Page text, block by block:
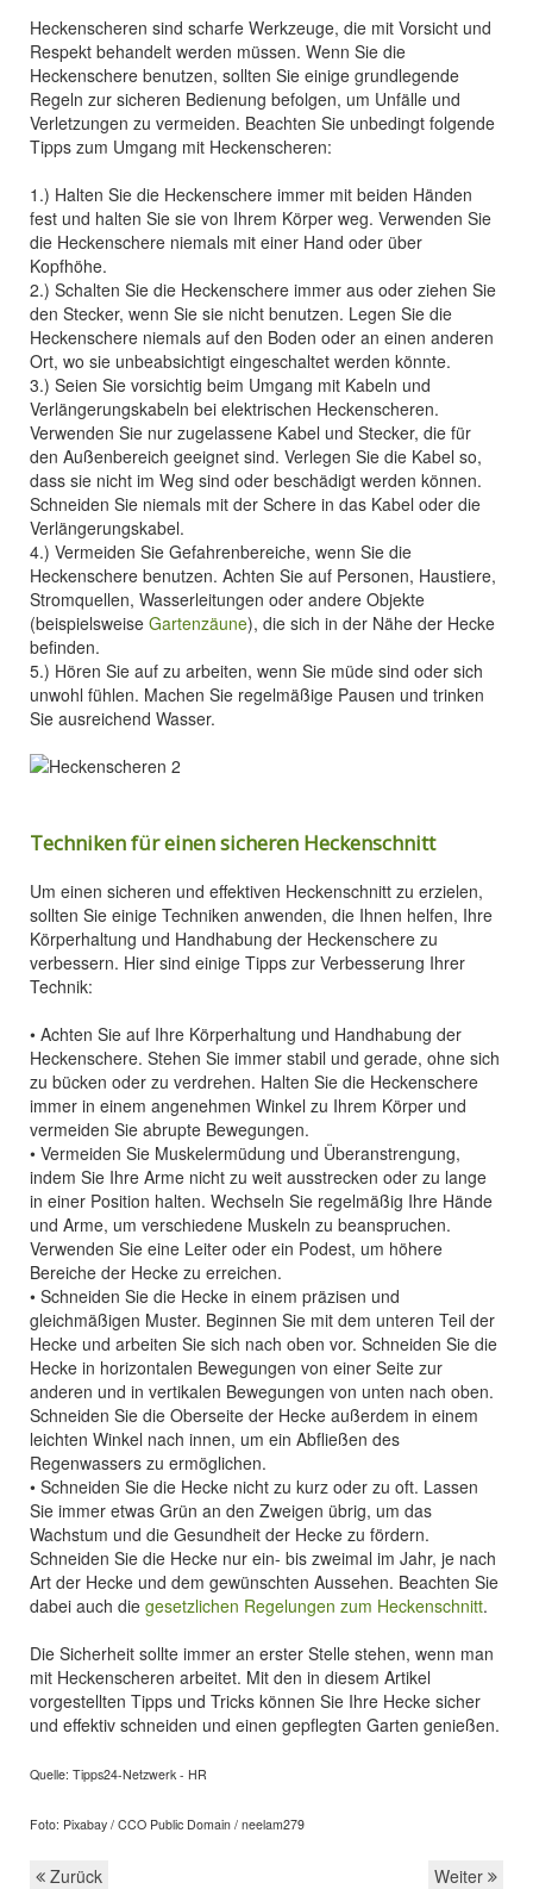
Heckenscheren sind scharfe Werkzeuge, die mit Vorsicht und
Respekt behandelt werden müssen. Wenn Sie die
Heckenschere benutzen, sollten Sie einige grundlegende
Regeln zur sicheren Bedienung befolgen, um Unfälle und
Verletzungen zu vermeiden. Beachten Sie unbedingt folgende
Tipps zum Umgang mit Heckenscheren:
1.) Halten Sie die Heckenschere immer mit beiden Händen
fest und halten Sie sie von Ihrem Körper weg. Verwenden Sie
die Heckenschere niemals mit einer Hand oder über
Kopfhöhe.
2.) Schalten Sie die Heckenschere immer aus oder ziehen Sie
den Stecker, wenn Sie sie nicht benutzen. Legen Sie die
Heckenschere niemals auf den Boden oder an einen anderen
Ort, wo sie unbeabsichtigt eingeschaltet werden könnte.
3.) Seien Sie vorsichtig beim Umgang mit Kabeln und
Verlängerungskabeln bei elektrischen Heckenscheren.
Verwenden Sie nur zugelassene Kabel und Stecker, die für
den Außenbereich geeignet sind. Verlegen Sie die Kabel so,
dass sie nicht im Weg sind oder beschädigt werden können.
Schneiden Sie niemals mit der Schere in das Kabel oder die
Verlängerungskabel.
4.) Vermeiden Sie Gefahrenbereiche, wenn Sie die
Heckenschere benutzen. Achten Sie auf Personen, Haustiere,
Stromquellen, Wasserleitungen oder andere Objekte
(beispielsweise Gartenzäune), die sich in der Nähe der Hecke
befinden.
5.) Hören Sie auf zu arbeiten, wenn Sie müde sind oder sich
unwohl fühlen. Machen Sie regelmäßige Pausen und trinken
Sie ausreichend Wasser.
Techniken für einen sicheren Heckenschnitt
Um einen sicheren und effektiven Heckenschnitt zu erzielen,
sollten Sie einige Techniken anwenden, die Ihnen helfen, Ihre
Körperhaltung und Handhabung der Heckenschere zu
verbessern. Hier sind einige Tipps zur Verbesserung Ihrer
Technik:
• Achten Sie auf Ihre Körperhaltung und Handhabung der
Heckenschere. Stehen Sie immer stabil und gerade, ohne sich
zu bücken oder zu verdrehen. Halten Sie die Heckenschere
immer in einem angenehmen Winkel zu Ihrem Körper und
vermeiden Sie abrupte Bewegungen.
• Vermeiden Sie Muskelermüdung und Überanstrengung,
indem Sie Ihre Arme nicht zu weit ausstrecken oder zu lange
in einer Position halten. Wechseln Sie regelmäßig Ihre Hände
und Arme, um verschiedene Muskeln zu beanspruchen.
Verwenden Sie eine Leiter oder ein Podest, um höhere
Bereiche der Hecke zu erreichen.
• Schneiden Sie die Hecke in einem präzisen und
gleichmäßigen Muster. Beginnen Sie mit dem unteren Teil der
Hecke und arbeiten Sie sich nach oben vor. Schneiden Sie die
Hecke in horizontalen Bewegungen von einer Seite zur
anderen und in vertikalen Bewegungen von unten nach oben.
Schneiden Sie die Oberseite der Hecke außerdem in einem
leichten Winkel nach innen, um ein Abfließen des
Regenwassers zu ermöglichen.
• Schneiden Sie die Hecke nicht zu kurz oder zu oft. Lassen
Sie immer etwas Grün an den Zweigen übrig, um das
Wachstum und die Gesundheit der Hecke zu fördern.
Schneiden Sie die Hecke nur ein- bis zweimal im Jahr, je nach
Art der Hecke und dem gewünschten Aussehen. Beachten Sie
dabei auch die gesetzlichen Regelungen zum Heckenschnitt.
Die Sicherheit sollte immer an erster Stelle stehen, wenn man
mit Heckenscheren arbeitet. Mit den in diesem Artikel
vorgestellten Tipps und Tricks können Sie Ihre Hecke sicher
und effektiv schneiden und einen gepflegten Garten genießen.
Quelle: Tipps24-Netzwerk - HR
Foto: Pixabay / CCO Public Domain / neelam279
Zurück Weiter